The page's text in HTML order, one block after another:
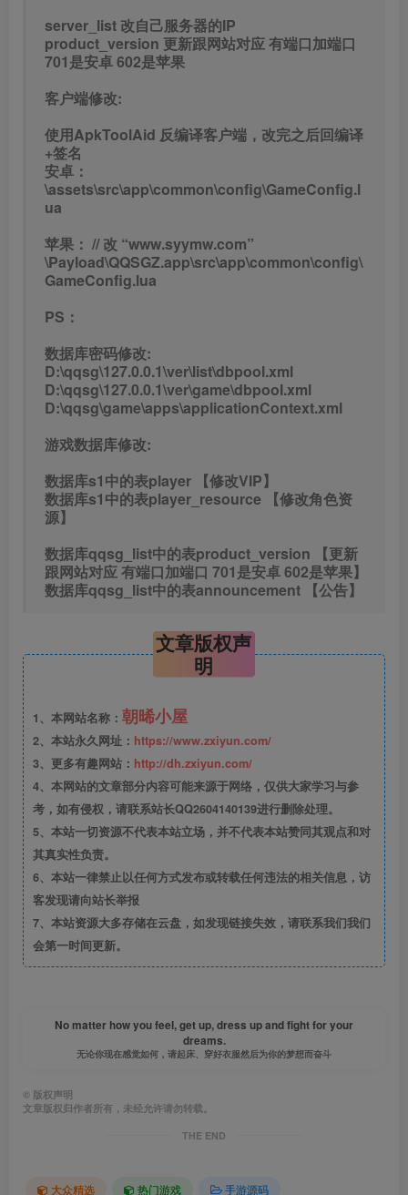
server_list 改自己服务器的IP
product_version 更新跟网站对应 有端口加端口
701是安卓 602是苹果
客户端修改:
使用ApkToolAid 反编译客户端，改完之后回编译
+签名
安卓：
\assets\src\app\common\config\GameConfig.l
ua
苹果： // 改 “www.syymw.com”
\Payload\QQSGZ.app\src\app\common\config\
GameConfig.lua
PS：
数据库密码修改:
D:\qqsg\127.0.0.1\ver\list\dbpool.xml
D:\qqsg\127.0.0.1\ver\game\dbpool.xml
D:\qqsg\game\apps\applicationContext.xml
游戏数据库修改:
数据库s1中的表player 【修改VIP】
数据库s1中的表player_resource 【修改角色资
源】
数据库qqsg_list中的表product_version 【更新
跟网站对应 有端口加端口 701是安卓 602是苹果】
数据库qqsg_list中的表announcement 【公告】
文章版权声
明
1、本网站名称： 朝晞小屋
2、本站永久网址： https://www.zxiyun.com/
3、更多有趣网站： http://dh.zxiyun.com/
4、本网站的文章部分内容可能来源于网络，仅供大家学习与参
考，如有侵权，请联系站长QQ2604140139进行删除处理。
5、本站一切资源不代表本站立场，并不代表本站赞同其观点和对
其真实性负责。
6、本站一律禁止以任何方式发布或转载任何违法的相关信息，访
客发现请向站长举报
7、本站资源大多存储在云盘，如发现链接失效，请联系我们我们
会第一时间更新。
No matter how you feel, get up, dress up and fight for your
dreams.
无论你现在感觉如何，请起床、穿好衣服然后为你的梦想而奋斗
© 版权声明
文章版权归作者所有，未经允许请勿转载。
THE END
大众精选 热门游戏 手游源码